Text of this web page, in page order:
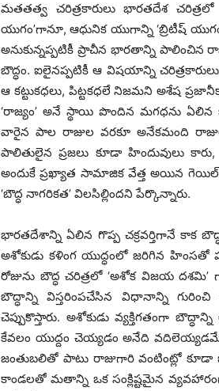
మతతత్వ చరిత్రకారులు భారతదేశ
యుగం’గానూ, ఆధునిక యుగాన్ని ‘బ్రిటీష్
అనుకున్నప్పటికీ ప్రాచీన భారతాన్ని పాలించిన
బౌద్ధం. ఐలైనప్పటికీ ఆ విషయాన్ని
ఆ కట్టుకధలు, పిట్టకధలే నిజమని అశేష
‘రాజ్యం’ అనే స్థాయి పొందిన మగధను ఏలిన
వారైన పాల రాజుల వరకూ అనేకమంది
పాలితులైన ప్రజలు కూడా హిందువులు
అందుకే ప్రఖ్యాత సామాజిక వేత్త అయిన గెయిల్
‘బౌద్ధ నాగరికత’ విలసిల్లిందని పేర్కొన్నారు.
భారతదేశాన్ని ఏలిన గొప్ప చక్రవర్తిగానే కాక
అశోకుడు కళింగ యుద్ధంలో జరిగిన హింసతో
రోజును బౌద్ధ చరిత్రలో ‘అశోక విజయ
బౌద్ధాన్ని విస్తరింపచేసిన విధానాన్ని
చెప్పుకొస్తారు. అశోకుడు వ్యక్తిగతంగా
కేవలం యుద్దం చెయ్యడం అనేది
జంతుబలితో పాటు రాజుగారి వంటింట్లో
కాండలతో మతాన్ని ఒక సంక్లిష్టమైన